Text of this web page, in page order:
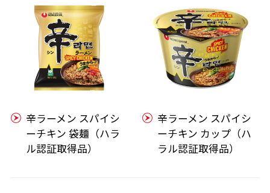
辛ラーメン スパイシ
ーチキン 袋麺（ハラ
ル認証取得品）
辛ラーメン スパイシ
ーチキン カップ（ハ
ラル認証取得品）